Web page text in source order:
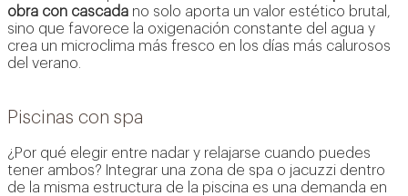
obra con cascada no solo aporta un valor estético brutal,
sino que favorece la oxigenación constante del agua y
crea un microclima más fresco en los días más calurosos
del verano.
Piscinas con spa
¿Por qué elegir entre nadar y relajarse cuando puedes
tener ambos? Integrar una zona de spa o jacuzzi dentro
de la misma estructura de la piscina es una demanda en